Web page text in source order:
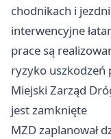
chodnikach i
interwencyjne
prace są
ryzyko uszkodzeń
Miejski Zarząd
jest zamknięte
MZD zaplanował